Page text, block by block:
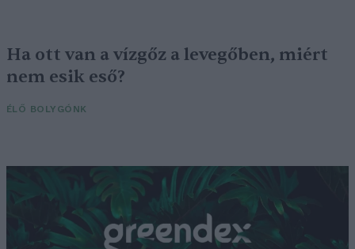
Ha ott van a vízgőz a levegőben, miért
nem esik eső?
ÉLŐ BOLYGÓNK